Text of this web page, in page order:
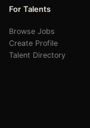
For Talents
Browse Jobs
Create Profile
Talent Directory